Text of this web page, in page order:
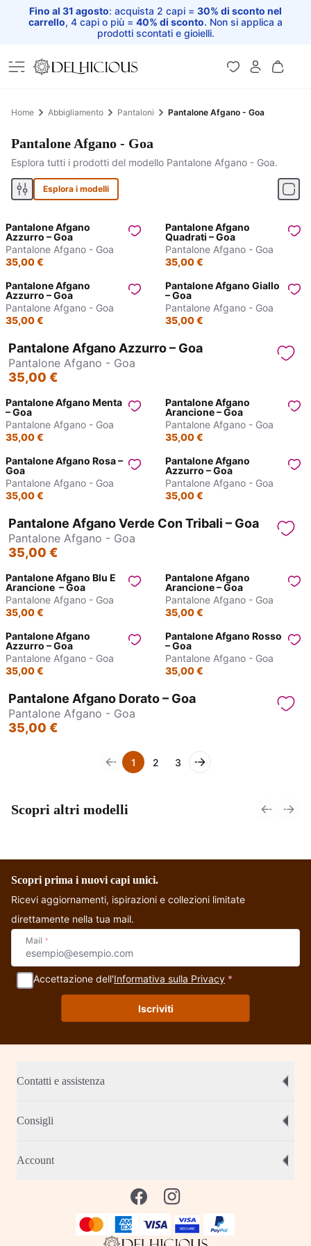
Fino al 31 agosto: acquista 2 capi = 30% di sconto nel
carrello, 4 capi o più = 40% di sconto. Non si applica a
prodotti scontati e gioielli.
Home
Home Abbigliamento Pantaloni Pantalone Afgano - Goa
Pantalone Afgano - Goa
Esplora tutti i prodotti del modello Pantalone Afgano - Goa.
Esplora i modelli
Pantalone Afgano
Azzurro – Goa
Pantalone Afgano - Goa
35,00 €
Pantalone Afgano
Quadrati – Goa
Pantalone Afgano - Goa
35,00 €
Pantalone Afgano
Azzurro – Goa
Pantalone Afgano - Goa
35,00 €
Pantalone Afgano Giallo
– Goa
Pantalone Afgano - Goa
35,00 €
Pantalone Afgano Azzurro – Goa
Pantalone Afgano - Goa
35,00 €
Pantalone Afgano Menta
– Goa
Pantalone Afgano - Goa
35,00 €
Pantalone Afgano
Arancione – Goa
Pantalone Afgano - Goa
35,00 €
Pantalone Afgano Rosa –
Goa
Pantalone Afgano - Goa
35,00 €
Pantalone Afgano
Azzurro – Goa
Pantalone Afgano - Goa
35,00 €
Pantalone Afgano Verde Con Tribali – Goa
Pantalone Afgano - Goa
35,00 €
Pantalone Afgano Blu E
Arancione – Goa
Pantalone Afgano - Goa
35,00 €
Pantalone Afgano
Arancione – Goa
Pantalone Afgano - Goa
35,00 €
Pantalone Afgano
Azzurro – Goa
Pantalone Afgano - Goa
35,00 €
Pantalone Afgano Rosso
– Goa
Pantalone Afgano - Goa
35,00 €
Pantalone Afgano Dorato – Goa
Pantalone Afgano - Goa
35,00 €
1 2 3
Scopri altri modelli
Scopri prima i nuovi capi unici.
Ricevi aggiornamenti, ispirazioni e collezioni limitate
direttamente nella tua mail.
Mail *
Accettazione dell'Informativa sulla Privacy *
Iscriviti
Contatti e assistenza
Consigli
Account